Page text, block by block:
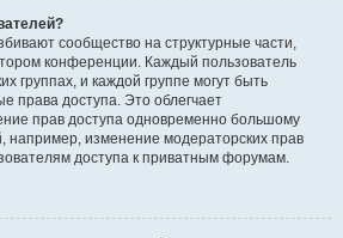
сообщество на структурные части,
конференции. Каждый пользователь
группах, и каждой группе могут быть
права доступа. Это облегчает
прав доступа одновременно большому
например, изменение модераторских прав
доступа к приватным форумам.